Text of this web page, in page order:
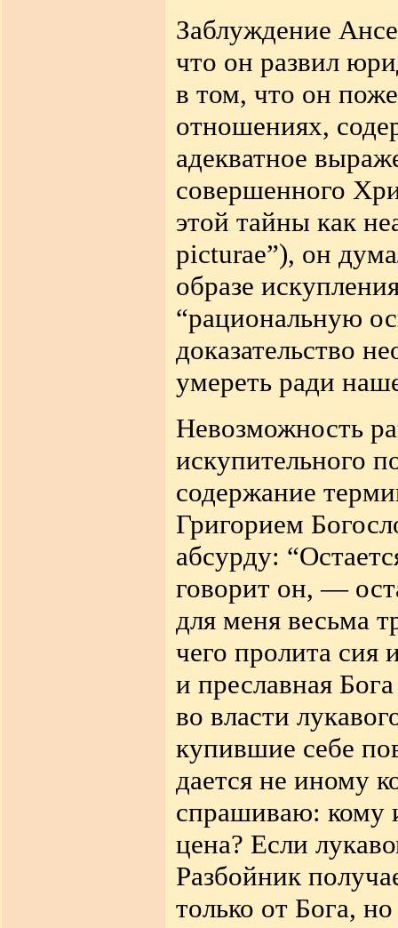
Заблуждение
что он развил
в том, что он
отношениях,
адекватное
совершенного
этой тайны как
picturae”), он
образе
“рациональную
доказательство
умереть ради
Невозможность
искупительного
содержание
Григорием
абсурду:
говорит он, —
для меня весьма
чего пролита сия
и преславная
во власти
купившие себе
дается не иному
спрашиваю: кому
цена? Если
Разбойник
только от Бога,